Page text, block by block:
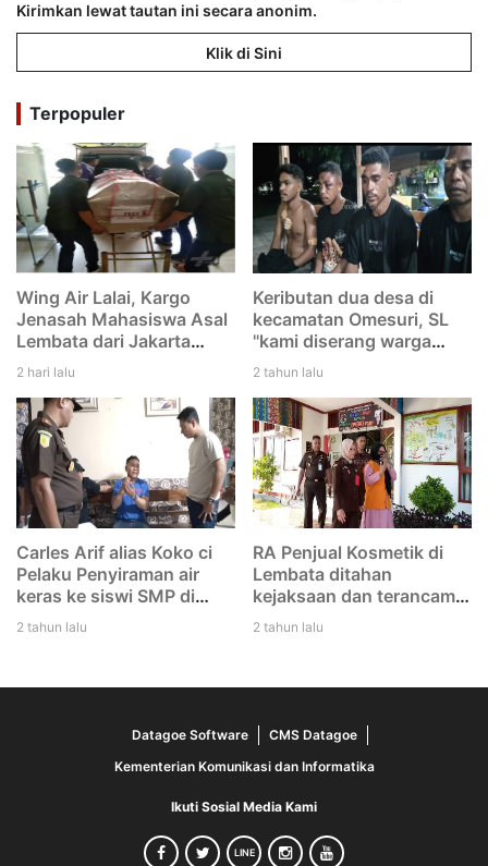
Kirimkan lewat tautan ini secara anonim.
Klik di Sini
Terpopuler
Wing Air Lalai, Kargo
Jenasah Mahasiswa Asal
Lembata dari Jakarta
menuju Larantuka
Eltari Kupang
2 hari lalu
Keributan dua desa di
kecamatan Omesuri, SL
"kami diserang warga
Leubatang, dan kami
dengan rencana. Saya
tidak tikam Iwan"
2 tahun lalu
Carles Arif alias Koko ci
Pelaku Penyiraman air
keras ke siswi SMP di
Lembata di tangkap Polisi
2 tahun lalu
RA Penjual Kosmetik di
Lembata ditahan
kejaksaan dan terancam
12 tahun penjara
2 tahun lalu
Datagoe Software
CMS Datagoe
Kementerian Komunikasi dan Informatika
Ikuti Sosial Media Kami
LINE